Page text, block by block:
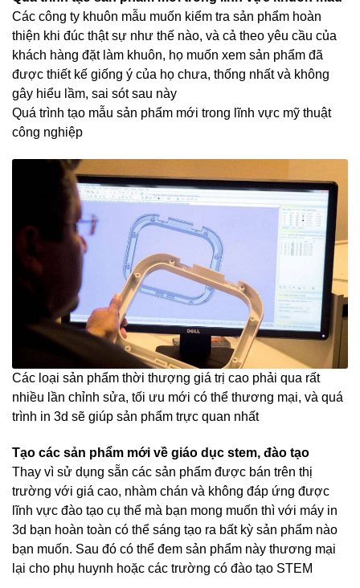
Các công ty khuôn mẫu muốn kiểm tra sản phẩm hoàn
thiện khi đúc thật sự như thế nào, và cả theo yêu cầu của
khách hàng đặt làm khuôn, họ muốn xem sản phẩm đã
được thiết kế giống ý của họ chưa, thống nhất và không
gây hiểu lầm, sai sót sau này
Quá trình tạo mẫu sản phẩm mới trong lĩnh vực mỹ thuật
công nghiệp
Các loại sản phẩm thời thượng giá trị cao phải qua rất
nhiều lần chỉnh sửa, tối ưu mới có thể thương mại, và quá
trình in 3d sẽ giúp sản phẩm trực quan nhất
Tạo các sản phẩm mới về giáo dục stem, đào tạo
Thay vì sử dụng sẵn các sản phẩm được bán trên thị
trường với giá cao, nhàm chán và không đáp ứng được
lĩnh vực đào tạo cụ thể mà bạn mong muốn thì với máy in
3d bạn hoàn toàn có thể sáng tạo ra bất kỳ sản phẩm nào
bạn muốn. Sau đó có thể đem sản phẩm này thương mại
lại cho phụ huynh hoặc các trường có đào tạo STEM